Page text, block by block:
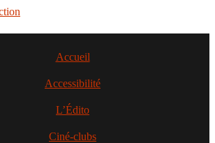
Accueil
Accessibilité
L’Édito
Ciné-clubs